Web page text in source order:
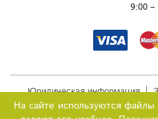
9:00 –
Юридическая информация
На сайте используются файлы